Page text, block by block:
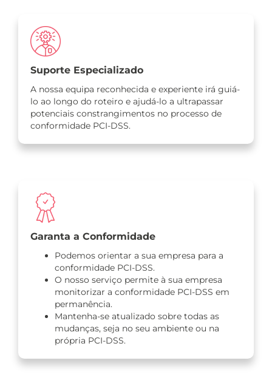
Suporte Especializado
A nossa equipa reconhecida e experiente irá guiá-
lo ao longo do roteiro e ajudá-lo a ultrapassar
potenciais constrangimentos no processo de
conformidade PCI-DSS.
Garanta a Conformidade
Podemos orientar a sua empresa para a
conformidade PCI-DSS.
O nosso serviço permite à sua empresa
monitorizar a conformidade PCI-DSS em
permanência.
Mantenha-se atualizado sobre todas as
mudanças, seja no seu ambiente ou na
própria PCI-DSS.